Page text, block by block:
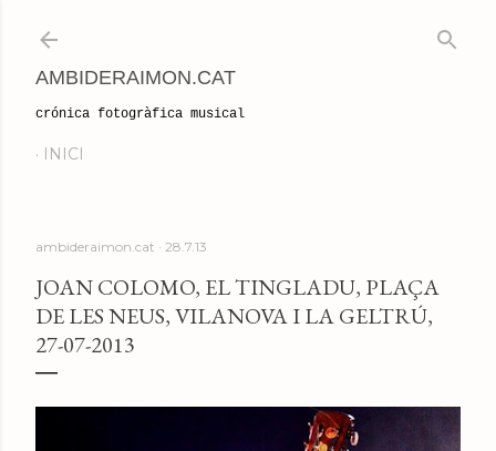
AMBIDERAIMON.CAT
crónica fotogràfica musical
INICI
ambideraimon.cat 28.7.13
JOAN COLOMO, EL TINGLADU, PLAÇA
DE LES NEUS, VILANOVA I LA GELTRÚ,
27-07-2013